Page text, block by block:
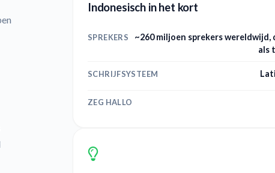
Indonesisch in het kort
SPREKERS
~260 miljoen sprekers wereldwijd,
als
SCHRIJFSYSTEEM
ZEG HALLO